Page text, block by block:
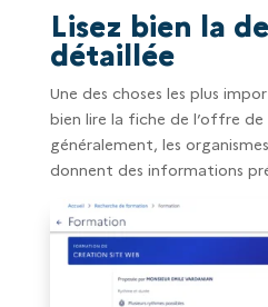
Lisez bien la
détaillée
Une des choses les plus
bien lire la fiche de l’offre
généralement, les
donnent des informations